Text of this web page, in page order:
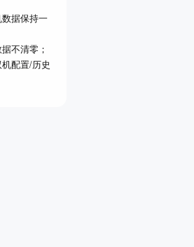
据保持一
不清零；
配置/历史